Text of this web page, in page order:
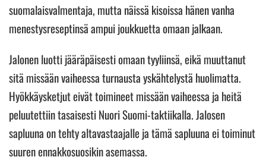
suomalaisvalmentaja, mutta näissä kisoissa hänen vanha
menestysreseptinsä ampui joukkuetta omaan jalkaan.
Jalonen luotti jääräpäisesti omaan tyyliinsä, eikä muuttanut
sitä missään vaiheessa turnausta yskähtelystä huolimatta.
Hyökkäysketjut eivät toimineet missään vaiheessa ja heitä
peluutettiin tasaisesti Nuori Suomi-taktiikalla. Jalosen
sapluuna on tehty altavastaajalle ja tämä sapluuna ei toiminut
suuren ennakkosuosikin asemassa.